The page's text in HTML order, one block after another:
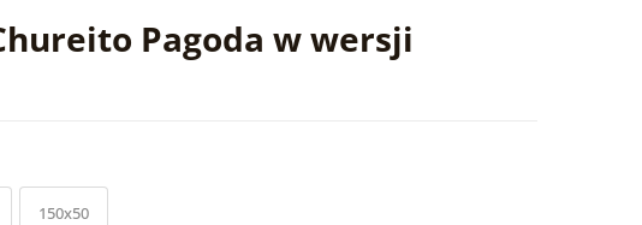
Pagoda w wersji
150x50